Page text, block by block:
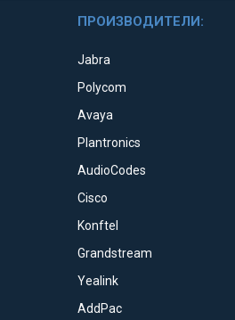
ПРОИЗВОДИТЕЛИ:
Jabra
Polycom
Avaya
Plantronics
AudioCodes
Cisco
Konftel
Grandstream
Yealink
AddPac